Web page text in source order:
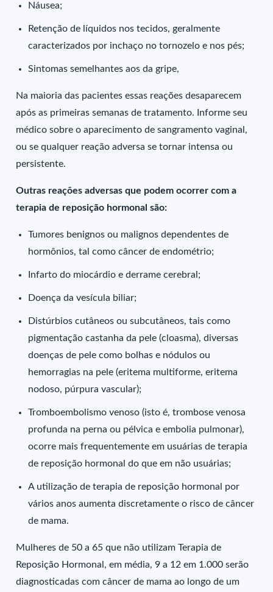
Náusea;
Retenção de líquidos nos tecidos, geralmente
caracterizados por inchaço no tornozelo e nos pés;
Sintomas semelhantes aos da gripe,
Na maioria das pacientes essas reações desaparecem
após as primeiras semanas de tratamento. Informe seu
médico sobre o aparecimento de sangramento vaginal,
ou se qualquer reação adversa se tornar intensa ou
persistente.
Outras reações adversas que podem ocorrer com a
terapia de reposição hormonal são:
Tumores benignos ou malignos dependentes de
hormônios, tal como câncer de endométrio;
Infarto do miocárdio e derrame cerebral;
Doença da vesícula biliar;
Distúrbios cutâneos ou subcutâneos, tais como
pigmentação castanha da pele (cloasma), diversas
doenças de pele como bolhas e nódulos ou
hemorragias na pele (eritema multiforme, eritema
nodoso, púrpura vascular);
Tromboembolismo venoso (isto é, trombose venosa
profunda na perna ou pélvica e embolia pulmonar),
ocorre mais frequentemente em usuárias de terapia
de reposição hormonal do que em não usuárias;
A utilização de terapia de reposição hormonal por
vários anos aumenta discretamente o risco de câncer
de mama.
Mulheres de 50 a 65 que não utilizam Terapia de
Reposição Hormonal, em média, 9 a 12 em 1.000 serão
diagnosticadas com câncer de mama ao longo de um